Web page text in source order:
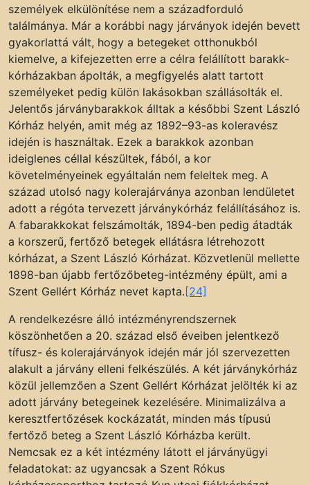
személyek elkülönítése nem a századforduló
találmánya. Már a korábbi nagy járványok idején bevett
gyakorlattá vált, hogy a betegeket otthonukból
kiemelve, a kifejezetten erre a célra felállított barakk-
kórházakban ápolták, a megfigyelés alatt tartott
személyeket pedig külön lakásokban szállásolták el.
Jelentős járványbarakkok álltak a későbbi Szent László
Kórház helyén, amit még az 1892–93-as koleravész
idején is használtak. Ezek a barakkok azonban
ideiglenes céllal készültek, fából, a kor
követelményeinek egyáltalán nem feleltek meg. A
század utolsó nagy kolerajárványa azonban lendületet
adott a régóta tervezett járványkórház felállításához is.
A fabarakkokat felszámolták, 1894-ben pedig átadták
a korszerű, fertőző betegek ellátásra létrehozott
kórházat, a Szent László Kórházat. Közvetlenül mellette
1898-ban újabb fertőzőbeteg-intézmény épült, ami a
Szent Gellért Kórház nevet kapta.[24]
A rendelkezésre álló intézményrendszernek
köszönhetően a 20. század első éveiben jelentkező
tífusz- és kolerajárványok idején már jól szervezetten
alakult a járvány elleni felkészülés. A két járványkórház
közül jellemzően a Szent Gellért Kórházat jelölték ki az
adott járvány betegeinek kezelésére. Minimalizálva a
keresztfertőzések kockázatát, minden más típusú
fertőző beteg a Szent László Kórházba került.
Nemcsak ez a két intézmény látott el járványügyi
feladatokat: az ugyancsak a Szent Rókus